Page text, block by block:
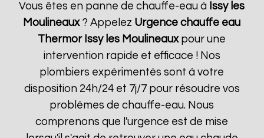
Vous êtes en panne de chauffe-eau à Issy les
Moulineaux? Appelez Urgence chauffe eau
Thermor Issy les Moulineauxpour une
intervention rapide et efficace ! Nos
plombiers expérimentés sont à votre
disposition 24h/24 et 7j/7 pour résoudre vos
problèmes de chauffe-eau. Nous
comprenons que l'urgence est de mise